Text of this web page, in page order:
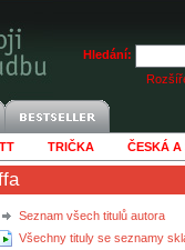
Hledání:
TRIČKA ČESKÁ A
Seznam všech titulů autora
Všechny tituly se seznamy